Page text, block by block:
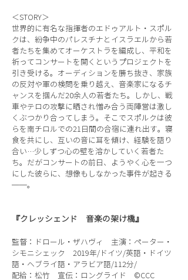
＜STORY＞
世界的に有名な指揮者のエドゥアルト・スポル
クは、紛争中のパレスチナとイスラエルから若
者たちを集めてオーケストラを編成し、平和を
祈ってコンサートを開くというプロジェクトを
引き受ける。オーディションを勝ち抜き、家族
の反対や軍の検問を乗り越え、音楽家になるチ
ャンスを掴んだ20余人の若者たち。しかし、戦
車やテロの攻撃に晒され憎み合う両陣営は激し
くぶつかり合ってしまう。そこでスポルクは彼
らを南チロルでの21日間の合宿に連れ出す。寝
食を共にし、互いの音に耳を傾け、経験を語り
合い…少しずつ心の壁を溶かしていく若者た
ち。だがコンサートの前日、ようやく心を一つ
にした彼らに、想像もしなかった事件が起きる
──。
『クレッシェンド 音楽の架け橋』
監督：ドロール・ザハヴィ 主演：ペーター・
シモニシェック 2019年/ドイツ/英語・ドイツ
語・ヘブライ語・アラビア語/112分/
配給：松竹 宣伝：ロングライド ©CCC